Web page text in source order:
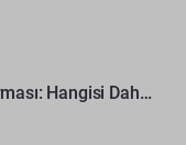
Gazbeton, Tuğla ve Bims Karşılaştırması: Hangisi Daha Avantajlı?